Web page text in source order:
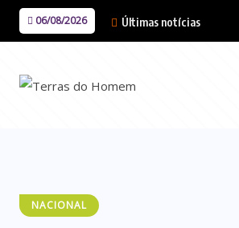
06/08/2026 Últimas notícias
NACIONAL